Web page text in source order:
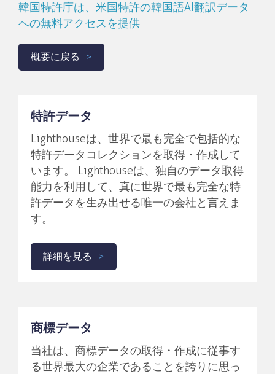
韓国特許庁は、米国特許の韓国語AI翻訳データ
への無料アクセスを提供
概要に戻る
特許データ
Lighthouseは、世界で最も完全で包括的な
特許データコレクションを取得・作成して
います。 Lighthouseは、独自のデータ取得
能力を利用して、真に世界で最も完全な特
許データを生み出せる唯一の会社と言えま
す。
詳細を見る
商標データ
当社は、商標データの取得・作成に従事す
る世界最大の企業であることを誇りに思っ